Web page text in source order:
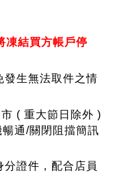
凍結買方帳戶停
發生無法取件之情
( 重大節日除外 )
通/關閉阻擋簡訊
證件，配合店員